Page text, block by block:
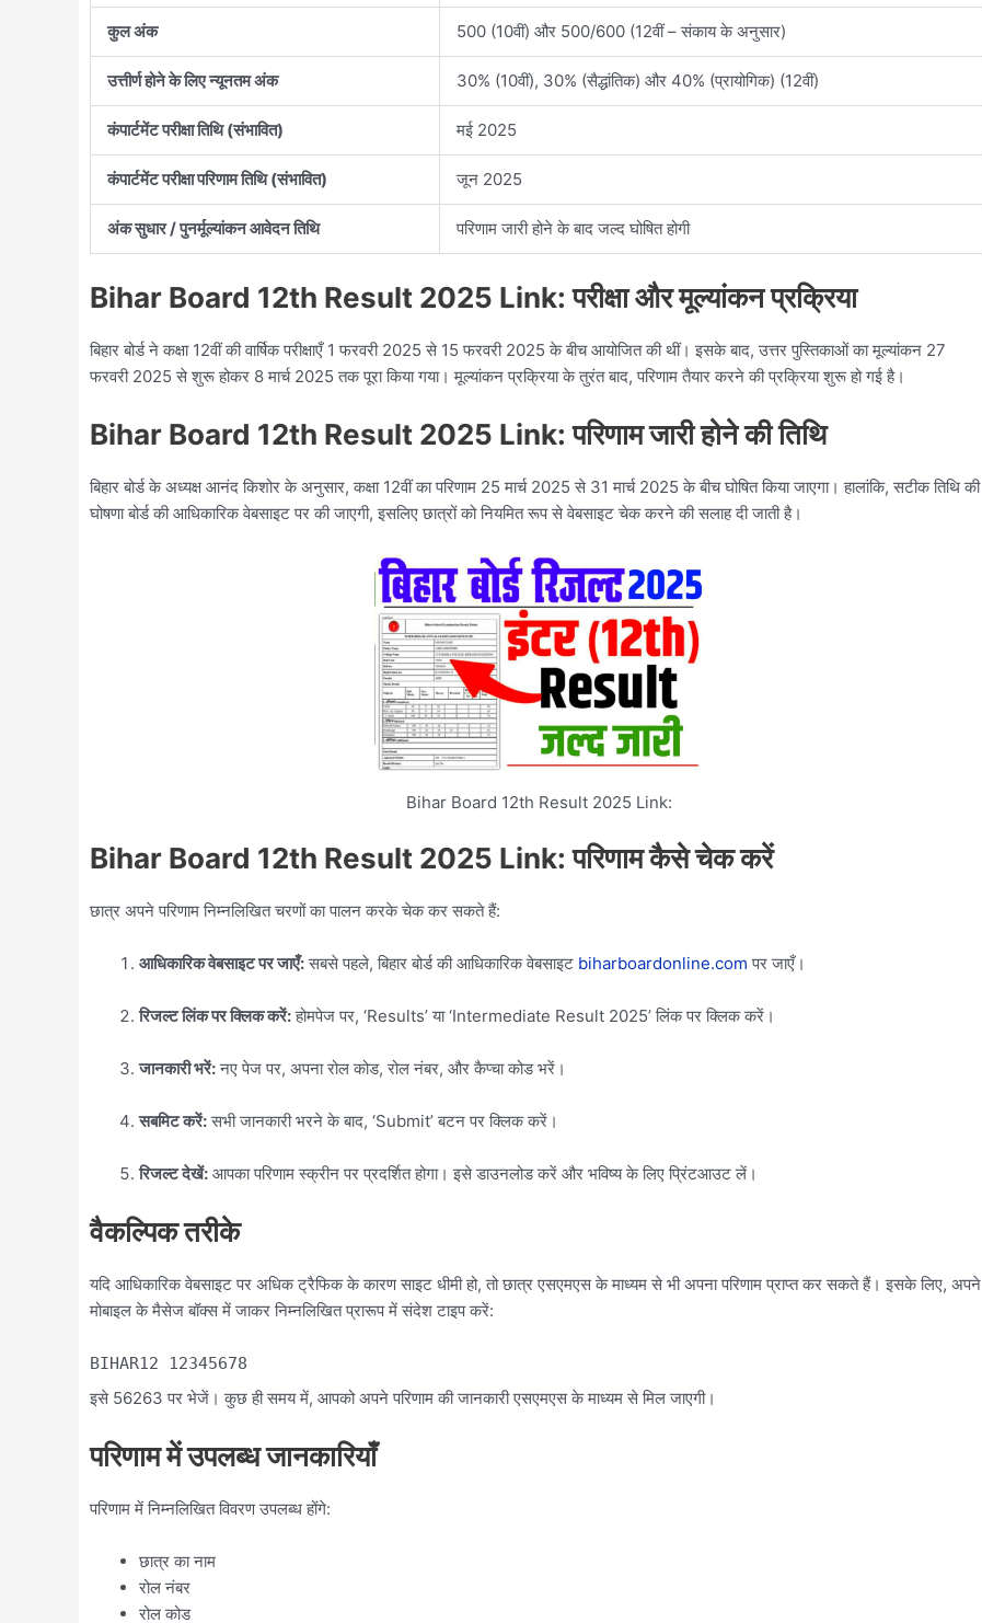
कुल अंक 500 (10वीं) और 500/600 (12वीं – संकाय के अनुसार)
उत्तीर्ण होने के लिए न्यूनतम अंक 30% (10वीं), 30% (सैद्धांतिक) और 40% (प्रायोगिक) (12वीं)
कंपार्टमेंट परीक्षा तिथि (संभावित) मई 2025
कंपार्टमेंट परीक्षा परिणाम तिथि (संभावित) जून 2025
अंक सुधार / पुनर्मूल्यांकन आवेदन तिथि परिणाम जारी होने के बाद जल्द घोषित होगी
Bihar Board 12th Result 2025 Link: परीक्षा और मूल्यांकन प्रक्रिया
बिहार बोर्ड ने कक्षा 12वीं की वार्षिक परीक्षाएँ 1 फरवरी 2025 से 15 फरवरी 2025 के बीच आयोजित की थीं। इसके बाद, उत्तर पुस्तिकाओं का मूल्यांकन 27
फरवरी 2025 से शुरू होकर 8 मार्च 2025 तक पूरा किया गया। मूल्यांकन प्रक्रिया के तुरंत बाद, परिणाम तैयार करने की प्रक्रिया शुरू हो गई है।
Bihar Board 12th Result 2025 Link: परिणाम जारी होने की तिथि
बिहार बोर्ड के अध्यक्ष आनंद किशोर के अनुसार, कक्षा 12वीं का परिणाम 25 मार्च 2025 से 31 मार्च 2025 के बीच घोषित किया जाएगा। हालांकि, सटीक तिथि की
घोषणा बोर्ड की आधिकारिक वेबसाइट पर की जाएगी, इसलिए छात्रों को नियमित रूप से वेबसाइट चेक करने की सलाह दी जाती है।
Bihar Board 12th Result 2025 Link:
Bihar Board 12th Result 2025 Link: परिणाम कैसे चेक करें
छात्र अपने परिणाम निम्नलिखित चरणों का पालन करके चेक कर सकते हैं:
आधिकारिक वेबसाइट पर जाएँ:सबसे पहले, बिहार बोर्ड की आधिकारिक वेबसाइट biharboardonline.com पर जाएँ।
रिजल्ट लिंक पर क्लिक करें:होमपेज पर, ‘Results’ या ‘Intermediate Result 2025’ लिंक पर क्लिक करें।
जानकारी भरें:नए पेज पर, अपना रोल कोड, रोल नंबर, और कैप्चा कोड भरें।
सबमिट करें:सभी जानकारी भरने के बाद, ‘Submit’ बटन पर क्लिक करें।
रिजल्ट देखें: आपका परिणाम स्क्रीन पर प्रदर्शित होगा। इसे डाउनलोड करें और भविष्य के लिए प्रिंटआउट लें।
वैकल्पिक तरीके
यदि आधिकारिक वेबसाइट पर अधिक ट्रैफिक के कारण साइट धीमी हो, तो छात्र एसएमएस के माध्यम से भी अपना परिणाम प्राप्त कर सकते हैं। इसके लिए, अपने
मोबाइल के मैसेज बॉक्स में जाकर निम्नलिखित प्रारूप में संदेश टाइप करें:
BIHAR12 12345678
इसे 56263 पर भेजें। कुछ ही समय में, आपको अपने परिणाम की जानकारी एसएमएस के माध्यम से मिल जाएगी।
परिणाम में उपलब्ध जानकारियाँ
परिणाम में निम्नलिखित विवरण उपलब्ध होंगे:
छात्र का नाम
रोल नंबर
रोल कोड